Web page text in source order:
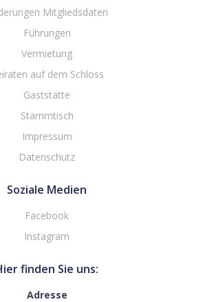
Mitgliedsdaten
Führungen
Vermietung
auf dem Schloss
Gaststätte
Stammtisch
Impressum
Datenschutz
Soziale Medien
Facebook
Instagram
finden Sie uns:
Adresse